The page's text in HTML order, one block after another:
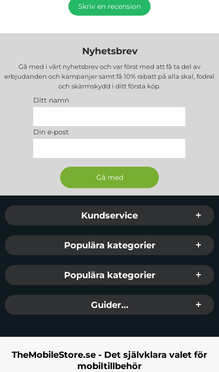
Skriv en recension
Nyhetsbrev
Gå med i vårt nyhetsbrev och var först med att få ta del av
erbjudanden och kampanjer samt få 10% rabatt på alla skal, fodral
och skärmskydd i ditt första köp.
Ditt namn
Din e-post
Sidfot Blandad info och länkar
Kundservice
Populära kategorier
Populära kategorier
Guider...
TheMobileStore.se - Det självklara valet för
mobiltillbehör